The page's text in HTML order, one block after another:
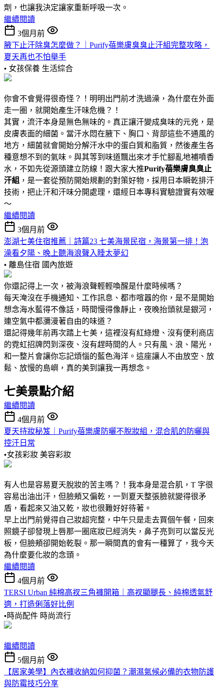
劑，也讓我決定讓家重新呼吸一次。
繼續閱讀
3個月前
腋下止汗除臭怎麼做？｜Purify蓓樂膚臭臭止汗組完整攻略，
夏天再也不怕舉手
• 女孩保養 生活綜合
你會不會覺得很奇怪？！明明出門前才洗過澡，為什麼在外面
走一圈，就開始產生汗味危機？！
其實，流汗本身是無色無味的。真正讓汗變成臭味的元兇，是
皮膚表面的細菌。當汗水悶在腋下、胸口、背部這些不通風的
地方，細菌就會開始分解汗水中的蛋白質和脂質，然後產生各
種意想不到的氣味。與其等到味道飄出來才手忙腳亂地補噴香
水，不如先從源頭建立防線！跟大家大推Purify蓓樂膚臭臭止
汗組 ，是一套從預防開始規劃的對策好物，採用日本瞬乾排汗
技術，把止汗和汗味分開處理，還經日本專科實驗證實有效喔
～
繼續閱讀
3個月前
澎湖七美住宿推薦｜詩篇23 七美海景民宿，海景第一排！泡
澡看夕陽、晚上聽海浪聲入睡太夢幻
• 離島住宿 國內旅遊
你還記得上一次，被海浪聲輕輕喚醒是什麼時候嗎？
每天淹沒在手機通知、工作訊息、都市喧囂的你，是不是開始
想念海水藍得不像話，時間慢得像靜止，夜晚抬頭就是銀河，
連空氣中都瀰漫著自由的味道？
還記得幾年前再次踏上七美，這裡沒有紅綠燈、沒有便利商店
的霓虹招牌閃到深夜、沒有趕時間的人。只有風、浪、陽光，
和一整片會讓你忘記煩惱的藍色海洋。這座讓人不由放空、放
鬆、放慢的島嶼，真的美到讓我一再想念。
七美景點介紹
繼續閱讀
4個月前
夏天持妝秘笈｜Purify蓓樂膚防曬不脫妝組，混合肌的防曬與
控汗日常
•女孩彩妝 美容彩妝
有人也是容易夏天脫妝的苦主嗎？！我本身是混合肌，T 字很
容易出油出汗，但臉頰又偏乾，一到夏天整張臉就變得很矛
盾，看起來又油又乾，妝也很難好好待著。
早上出門前覺得自己妝超完整，中午只是走去買個午餐，回來
照鏡子卻發現上唇那一圈底妝已經消失，鼻子亮到可以當反光
板，但臉頰卻開始乾裂。那一瞬間真的會有一種算了，我今天
為什麼要化妝的念頭。
繼續閱讀
4個月前
TERSI Urban 純棉高衩三角褲開箱｜高衩顯腿長、純棉透氣舒
適，打造俐落好比例
•時尚配件 時尚流行
繼續閱讀
5個月前
【居家美學】內衣褲收納如何抑菌？潮濕氣候必備的衣物防護
與防霉技巧分享